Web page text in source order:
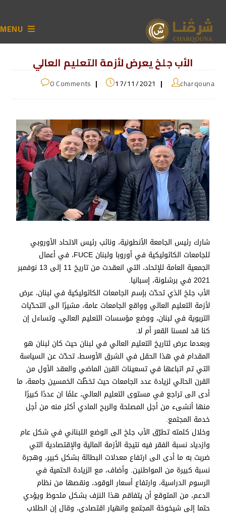
MENU
الأب جلخ يعرض لأزمة التعليم العالي
charqouna
17/11/2021
0 Comments
شارك رئيس الجامعة الأنطونية، ونائب رئيس الاتحاد الأوروبي
للجامعات الكاثوليكية في أوروبا ولبنان FUCE، في أعمال
الجمعية العامة للإتحاد، التي انعقدت من تاريخ 11 إلى 13 نوفمبر
2021 في برشلونة، إسبانيا.
الأب جلخ الذي تحدّث بإسم الجامعات الكاثوليكية في لبنان، عرض
لأزمة التعليم العالي وواقع الجامعات عامة، مشيرًا الى التحدّيات
التربوية في لبنان، ووضع مؤسسات التعليم العالي، وتساءل إن
كنا قد لمسنا القعر أم لا.
وبعدما عرض لتاريخ التعليم العالي في لبنان حيث كان لبنان هو
المقدام في هذا الحقل في الشرق الأوسط، تحدّث عن السياسة
التي تم اتباعها في تسعينات القرن الماضي والعقد الأول من
القرن الحالي لزيادة عدد الجامعات حيث تخطّت الخمسين جامعة، ما
أدى الى تراجع في مستوى التعليم العالي، علمًا ان عددًا كبيرًا
منها أنشىء من أجل المصلحة والربح المادي أكثر منه من أجل
خدمة المجتمع.
وخلال كلمته تطرّق الأب جلخ الى الوضع اللبناني في شكل عام
وازدياد نسبة الفقر فيه نتيجة الأزمة المالية والإقتصادية التي
ضربت به ما أدى الى ارتفاع معدلات البطالة بشكل كبير، وهجرة
نسبة كبيرة من المواطنين. وأضاف، مع الزيادة الحتمية في
الرسوم الدراسية، وارتفاع أسعار الوقود، ونقصها من نظام
الدعم، من المتوقع أن يتفاقم هذا النزف بشكل ملحوظ ويؤدي
حتما إلى شيخوخة المجتمع وانهيار اقتصادي، وقال إن الطلاب